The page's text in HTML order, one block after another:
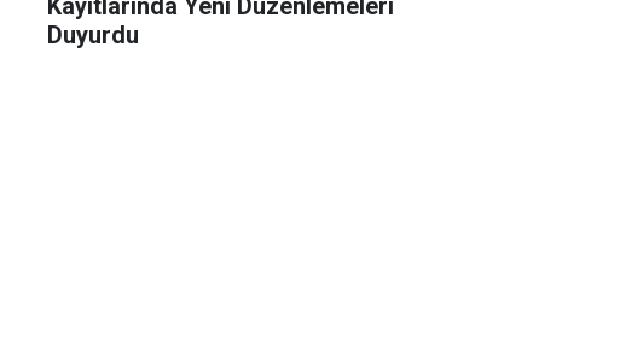
Kayıtlarında Yeni Düzenlemeleri
Duyurdu